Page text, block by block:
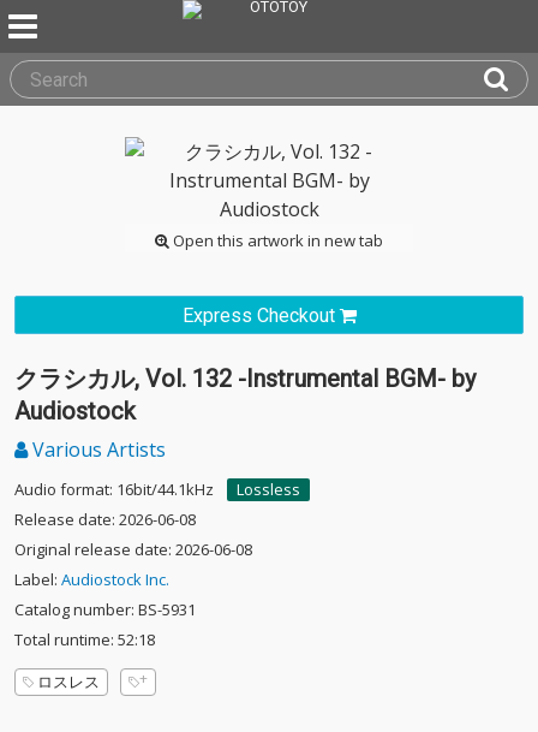
Open this artwork in new tab
Express Checkout
クラシカル, Vol. 132 -Instrumental BGM- by
Audiostock
Various Artists
Audio format: 16bit/44.1kHz
Lossless
Release date: 2026-06-08
Original release date: 2026-06-08
Label: Audiostock Inc.
Catalog number: BS-5931
Total runtime: 52:18
ロスレス